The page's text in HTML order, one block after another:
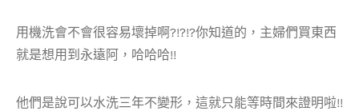
用機洗會不會很容易壞掉啊?!?!?你知道的，主婦們買東西
就是想用到永遠阿，哈哈哈!!
他們是說可以水洗三年不變形，這就只能等時間來證明啦!!